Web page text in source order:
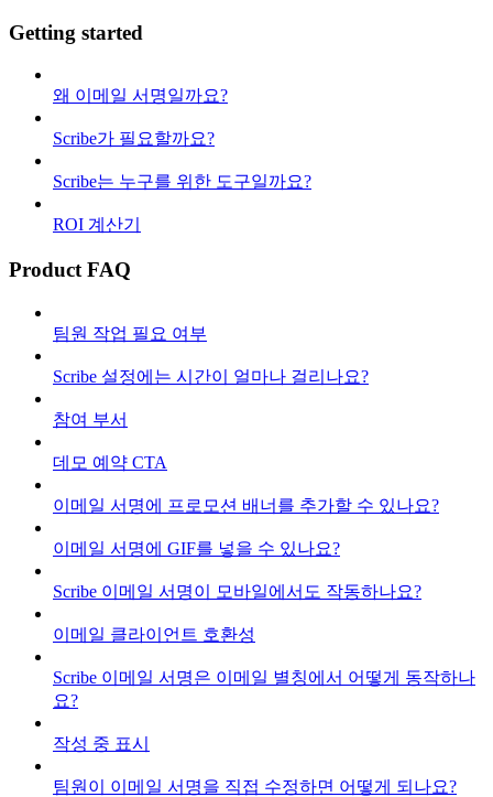
Getting started
왜 이메일 서명일까요?
Scribe가 필요할까요?
Scribe는 누구를 위한 도구일까요?
ROI 계산기
Product FAQ
팀원 작업 필요 여부
Scribe 설정에는 시간이 얼마나 걸리나요?
참여 부서
데모 예약 CTA
이메일 서명에 프로모션 배너를 추가할 수 있나요?
이메일 서명에 GIF를 넣을 수 있나요?
Scribe 이메일 서명이 모바일에서도 작동하나요?
이메일 클라이언트 호환성
Scribe 이메일 서명은 이메일 별칭에서 어떻게 동작하나
요?
작성 중 표시
팀원이 이메일 서명을 직접 수정하면 어떻게 되나요?